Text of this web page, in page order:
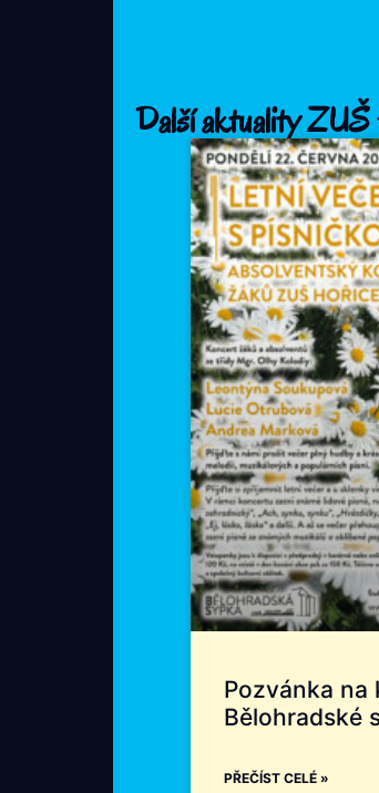
Další aktuality
Pozvánka
Bělohradské
PŘEČÍST CELÉ »